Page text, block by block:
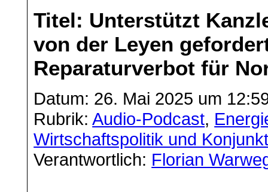
Titel: Unterstützt
von der Leyen
Reparaturverbot für
Datum: 26. Mai 2025 um
Rubrik:Audio-Podcast,
Wirtschaftspolitik und
Verantwortlich: Florian